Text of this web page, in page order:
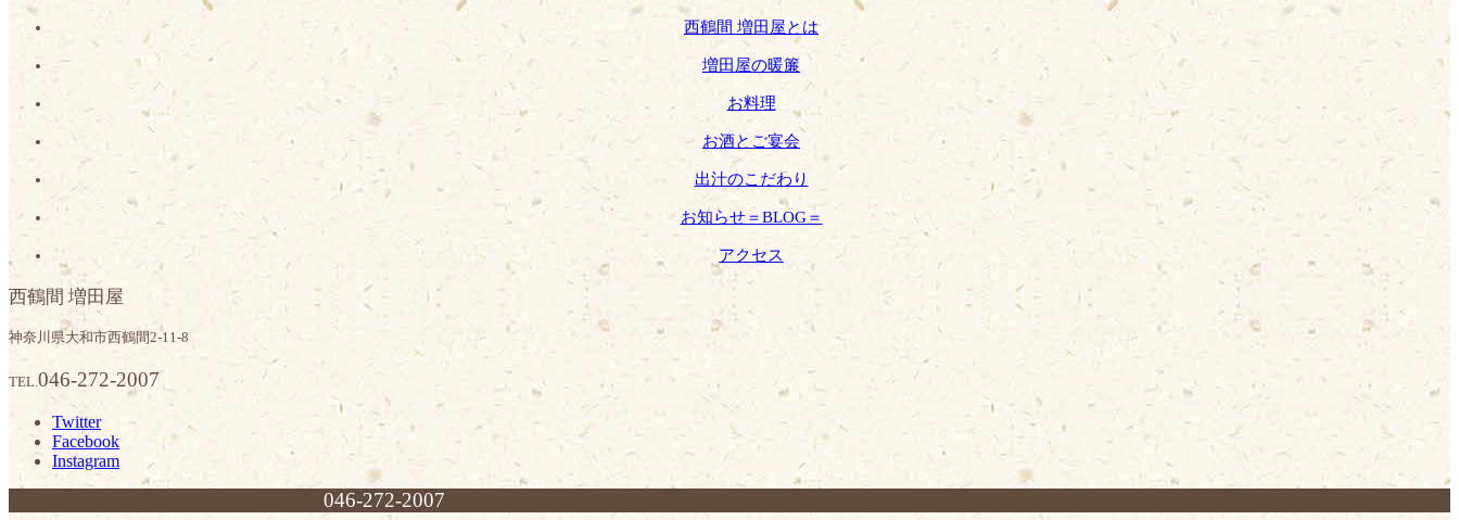
西鶴間 増田屋とは
増田屋の暖簾
お料理
お酒とご宴会
出汁のこだわり
お知らせ＝BLOG＝
アクセス
西鶴間 増田屋
神奈川県大和市西鶴間2-11-8
TEL.046-272-2007
Twitter
Facebook
Instagram
046-272-2007